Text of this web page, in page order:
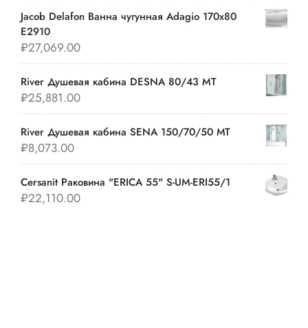
Jacob Delafon Ванна чугунная Adagio 170х80
E2910
₽27,069.00
River Душевая кабина DESNA 80/43 MT
₽25,881.00
River Душевая кабина SENA 150/70/50 МТ
₽8,073.00
Cersanit Раковина "ERICA 55" S-UM-ERI55/1
₽22,110.00